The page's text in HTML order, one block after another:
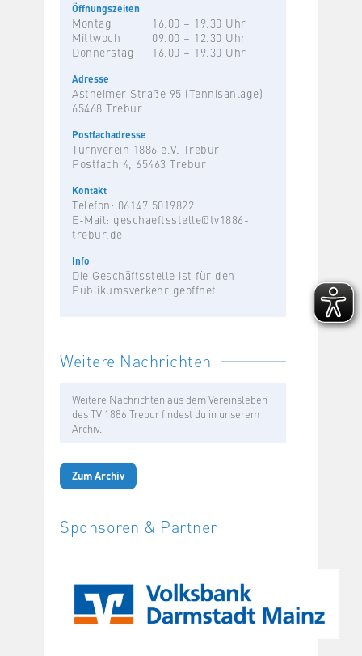
Öffnungszeiten
Montag
16.00 – 19.30 Uhr
Mittwoch
09.00 – 12.30 Uhr
Donnerstag
16.00 – 19.30 Uhr
Adresse
Astheimer Straße 95 (Tennisanlage)
65468 Trebur
Postfachadresse
Turnverein 1886 e.V. Trebur
Postfach 4, 65463 Trebur
Kontakt
Telefon: 06147 5019822
E-Mail: geschaeftsstelle@tv1886-
trebur.de
Info
Die Geschäftsstelle ist für den
Publikumsverkehr geöffnet.
Weitere Nachrichten
Weitere Nachrichten aus dem Vereinsleben
des TV 1886 Trebur findest du in unserem
Archiv.
Zum Archiv
Sponsoren & Partner